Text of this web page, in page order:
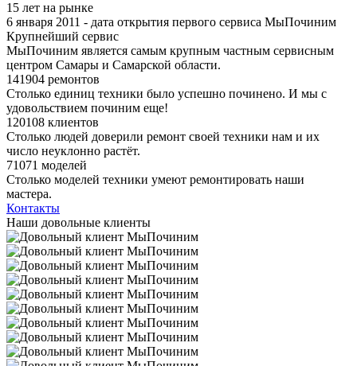
15 лет на рынке
6 января 2011 - дата открытия первого сервиса МыПочиним
Крупнейший сервис
МыПочиним является самым крупным частным сервисным
центром Самары и Самарской области.
141904 ремонтов
Столько единиц техники было успешно починено. И мы с
удовольствием починим еще!
120108 клиентов
Столько людей доверили ремонт своей техники нам и их
число неуклонно растёт.
71071 моделей
Столько моделей техники умеют ремонтировать наши
мастера.
Контакты
Наши довольные клиенты